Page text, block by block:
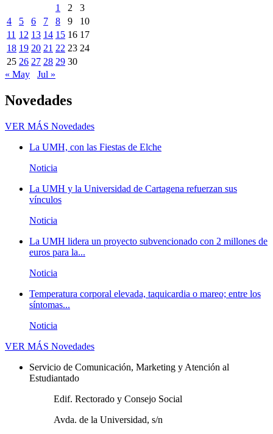
1
2
3
4
5 6 7 8 9
10
11 12 13 14 15 16 17
18 19 20 21 22 23 24
25 26 27 28 29 30
« May
Jul »
Novedades
VER MÁS Novedades
La UMH, con las Fiestas de Elche
Noticia
La UMH y la Universidad de Cartagena refuerzan sus
vínculos
Noticia
La UMH lidera un proyecto subvencionado con 2 millones de
euros para la...
Noticia
Temperatura corporal elevada, taquicardia o mareo; entre los
síntomas...
Noticia
VER MÁS Novedades
Servicio de Comunicación, Marketing y Atención al
Estudiantado
Edif. Rectorado y Consejo Social
Avda. de la Universidad, s/n